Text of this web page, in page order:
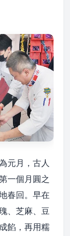
元月，古人
一個月圓之
春回。早在
、芝麻、豆
餡，再用糯